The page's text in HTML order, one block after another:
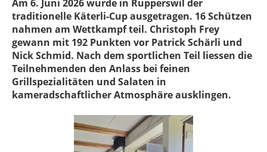
Am 6. Juni 2026 wurde in Rupperswil der
traditionelle Käterli-Cup ausgetragen. 16 Schützen
nahmen am Wettkampf teil. Christoph Frey
gewann mit 192 Punkten vor Patrick Schärli und
Nick Schmid. Nach dem sportlichen Teil liessen die
Teilnehmenden den Anlass bei feinen
Grillspezialitäten und Salaten in
kameradschaftlicher Atmosphäre ausklingen.